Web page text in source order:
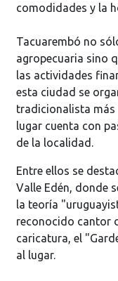
comodidades y la
Tacuarembó no
agropecuaria sino
las actividades
esta ciudad se
tradicionalista más
lugar cuenta con
de la localidad.
Entre ellos se
Valle Edén, donde
la teoría
reconocido cantor
caricatura, el
al lugar.